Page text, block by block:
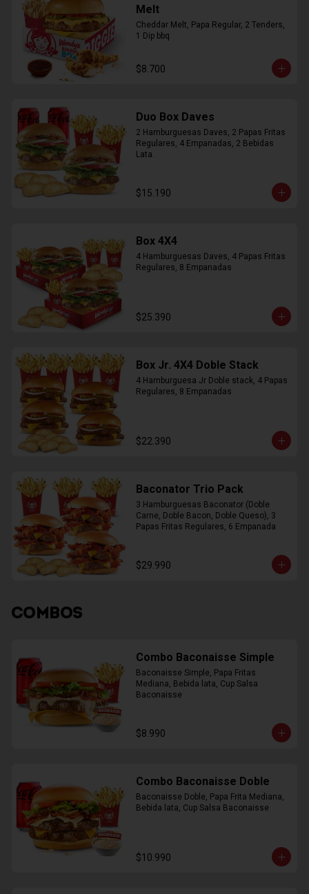
Melt
Cheddar Melt, Papa Regular, 2 Tenders,
1 Dip bbq
$8.700
Duo Box Daves
2 Hamburguesas Daves, 2 Papas Fritas
Regulares, 4 Empanadas, 2 Bebidas
Lata.
$15.190
Box 4X4
4 Hamburguesas Daves, 4 Papas Fritas
Regulares, 8 Empanadas
$25.390
Box Jr. 4X4 Doble Stack
4 Hamburguesa Jr Doble stack, 4 Papas
Regulares, 8 Empanadas
$22.390
Baconator Trio Pack
3 Hamburguesas Baconator (Doble
Carne, Doble Bacon, Doble Queso), 3
Papas Fritas Regulares, 6 Empanada
$29.990
COMBOS
Combo Baconaisse Simple
Baconaisse Simple, Papa Fritas
Mediana, Bebida lata, Cup Salsa
Baconaisse
$8.990
Combo Baconaisse Doble
Baconaisse Doble, Papa Frita Mediana,
Bebida lata, Cup Salsa Baconaisse
$10.990